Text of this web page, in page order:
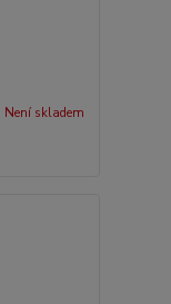
Není skladem